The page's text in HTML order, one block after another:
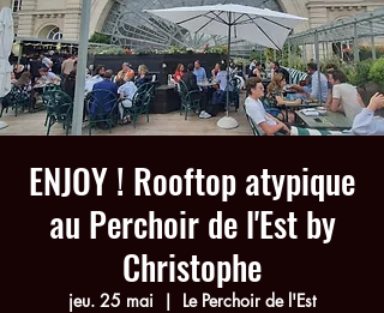
ENJOY ! Rooftop atypique
au Perchoir de l'Est by
Christophe
jeu. 25 mai
  |
Le Perchoir de l'Est